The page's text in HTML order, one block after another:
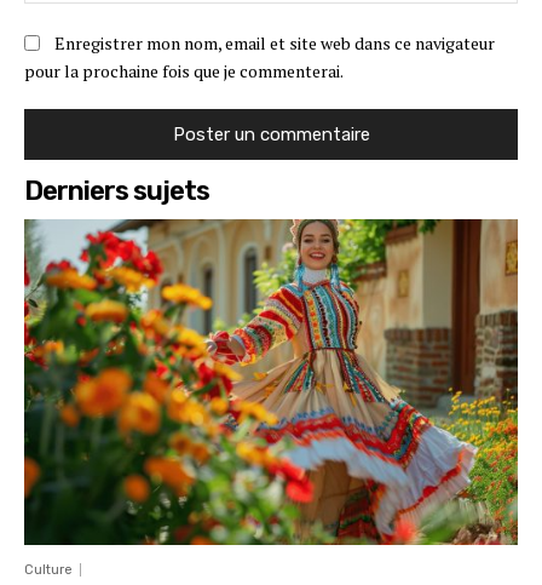
Enregistrer mon nom, email et site web dans ce navigateur
pour la prochaine fois que je commenterai.
Derniers sujets
Culture